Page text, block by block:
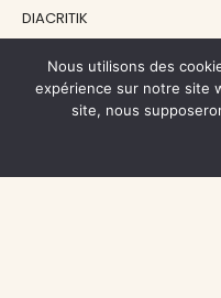
DIACRITIK
NOS SOUTIENS
CENTRE NATIONAL DU LIVRE
Nous utilisons des
expérience sur notre site
site, nous